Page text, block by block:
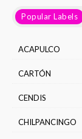
Popular Labels
ACAPULCO
CARTÓN
CENDIS
CHILPANCINGO